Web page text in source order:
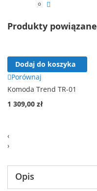
Produkty powiązane
Dodaj do koszyka
Porównaj
Komoda Trend TR-01
1 309,00 zł
‹
›
Opis